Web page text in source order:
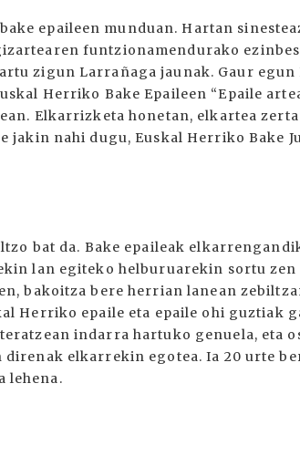
epaileen munduan. Hartan
funtzionamendurako
zigun Larrañaga jaunak. Gaur
Herriko Bake Epaileen “Epaile
Elkarrizketa honetan, elkartea
jakin nahi dugu, Euskal Herriko Bake
bat da. Bake epaileak
lan egiteko helburuarekin sortu zen
bakoitza bere herrian lanean
Herriko epaile eta epaile ohi guztiak
indarra hartuko genuela, eta
elkarrekin egotea. Ia 20 urte
lehena.